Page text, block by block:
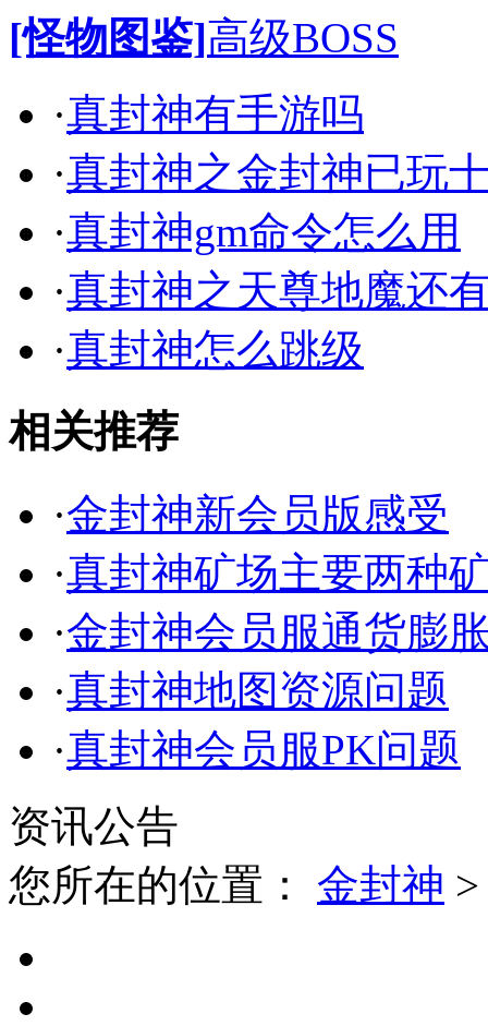
[怪物图鉴]高级BOSS
·真封神有手游吗
·真封神之金封神已玩
·真封神gm命令怎么用
·真封神之天尊地魔还
·真封神怎么跳级
相关推荐
·金封神新会员版感受
·真封神矿场主要两种
·金封神会员服通货膨
·真封神地图资源问题
·真封神会员服PK问题
资讯公告
您所在的位置： 金封神